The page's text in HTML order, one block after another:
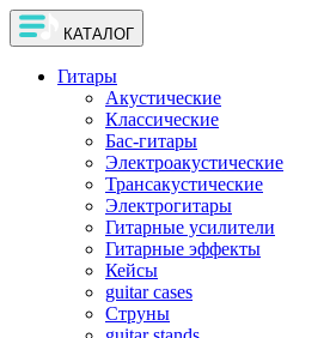
КАТАЛОГ
Гитары
Акустические
Классические
Бас-гитары
Электроакустические
Трансакустические
Электрогитары
Гитарные усилители
Гитарные эффекты
Кейсы
guitar cases
Струны